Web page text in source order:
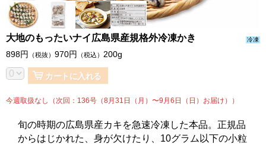
大地のもったいナイ広島県産規格外冷凍かき 冷凍
898円 （税抜） 970円 （税込） 200g
カートに入れる
今週取扱なし（次回：136号（8月31日（月）〜9月6日（日）お届け））
旬の時期の広島県産カキを急速冷凍した本品。正規品
からはじかれた、身が欠けたり、10グラム以下の小粒